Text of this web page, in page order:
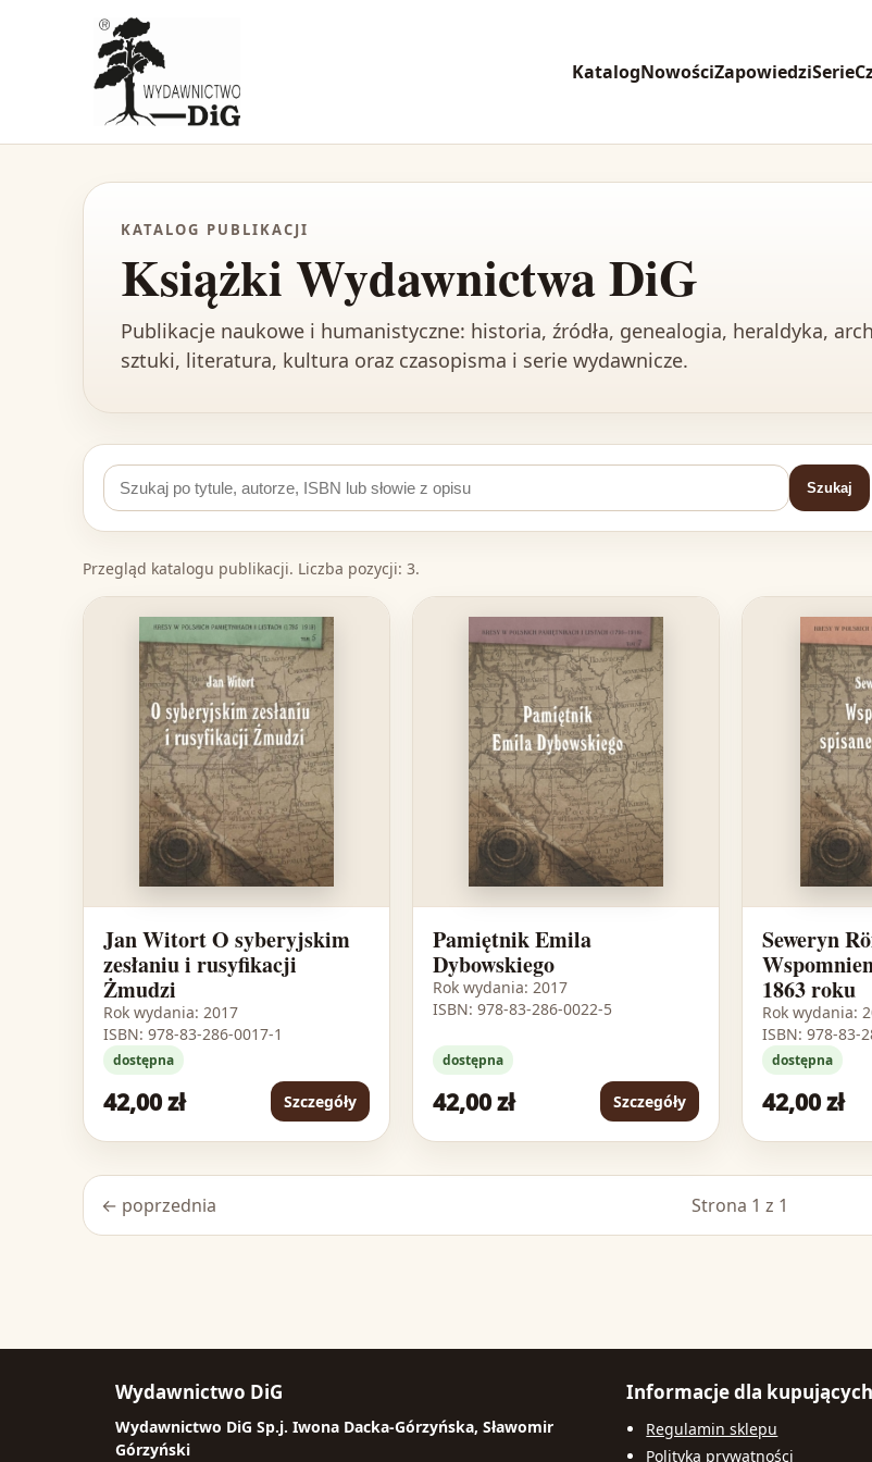
KatalogNowościZapowiedziSerie
KATALOG PUBLIKACJI
Książki Wydawnictwa DiG
Publikacje naukowe i humanistyczne: historia, źródła, genealogia, heraldyka,
sztuki, literatura, kultura oraz czasopisma i serie wydawnicze.
Szukaj
Przegląd katalogu publikacji. Liczba pozycji: 3.
Jan Witort O syberyjskim
zesłaniu i rusyfikacji
Żmudzi
Rok wydania: 2017
ISBN: 978-83-286-0017-1
dostępna
42,00 zł Szczegóły
Pamiętnik Emila
Dybowskiego
Rok wydania: 2017
ISBN: 978-83-286-0022-5
dostępna
42,00 zł Szczegóły
Seweryn
1863 roku
Rok wydania:
ISBN: 978-83-
dostępna
42,00 zł
← poprzednia Strona 1 z 1
Wydawnictwo DiG
Wydawnictwo DiG Sp.j. Iwona Dacka-Górzyńska, Sławomir
Górzyński
Informacje dla kupujących
Regulamin sklepu
Polityka prywatności